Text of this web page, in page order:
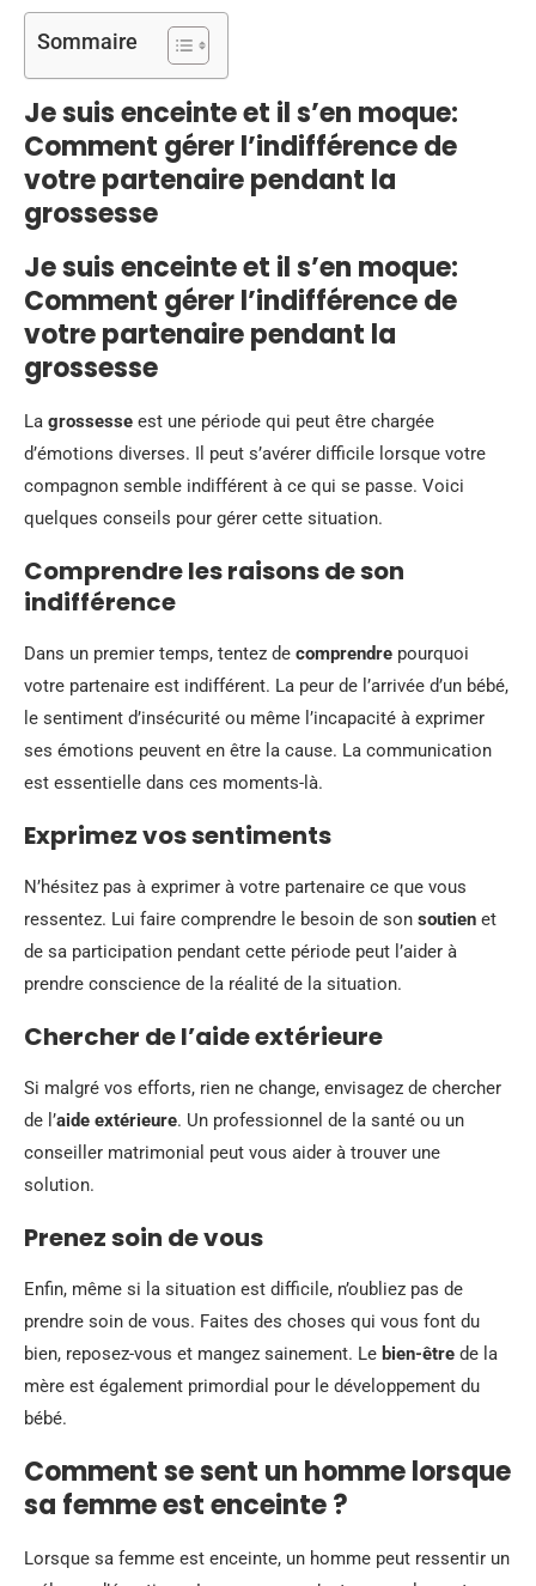
Sommaire
Je suis enceinte et il s’en moque:
Comment gérer l’indifférence de
votre partenaire pendant la
grossesse
Je suis enceinte et il s’en moque:
Comment gérer l’indifférence de
votre partenaire pendant la
grossesse
La grossesse est une période qui peut être chargée
d’émotions diverses. Il peut s’avérer difficile lorsque votre
compagnon semble indifférent à ce qui se passe. Voici
quelques conseils pour gérer cette situation.
Comprendre les raisons de son
indifférence
Dans un premier temps, tentez de comprendre pourquoi
votre partenaire est indifférent. La peur de l’arrivée d’un bébé,
le sentiment d’insécurité ou même l’incapacité à exprimer
ses émotions peuvent en être la cause. La communication
est essentielle dans ces moments-là.
Exprimez vos sentiments
N’hésitez pas à exprimer à votre partenaire ce que vous
ressentez. Lui faire comprendre le besoin de son soutien et
de sa participation pendant cette période peut l’aider à
prendre conscience de la réalité de la situation.
Chercher de l’aide extérieure
Si malgré vos efforts, rien ne change, envisagez de chercher
de l’aide extérieure. Un professionnel de la santé ou un
conseiller matrimonial peut vous aider à trouver une
solution.
Prenez soin de vous
Enfin, même si la situation est difficile, n’oubliez pas de
prendre soin de vous. Faites des choses qui vous font du
bien, reposez-vous et mangez sainement. Le bien-être de la
mère est également primordial pour le développement du
bébé.
Comment se sent un homme lorsque
sa femme est enceinte ?
Lorsque sa femme est enceinte, un homme peut ressentir un